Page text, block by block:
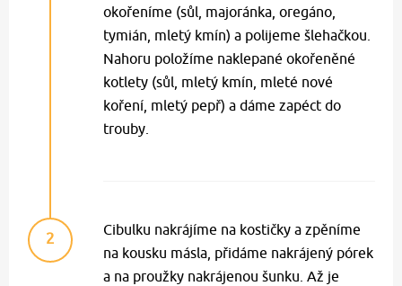
okořeníme (sůl, majoránka, oregáno,
tymián, mletý kmín) a polijeme šlehačkou.
Nahoru položíme naklepané okořeněné
kotlety (sůl, mletý kmín, mleté nové
koření, mletý pepř) a dáme zapéct do
trouby.
2
Cibulku nakrájíme na kostičky a zpěníme
na kousku másla, přidáme nakrájený pórek
a na proužky nakrájenou šunku. Až je